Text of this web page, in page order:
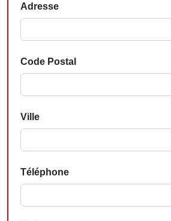
Adresse
Code Postal
Ville
Téléphone